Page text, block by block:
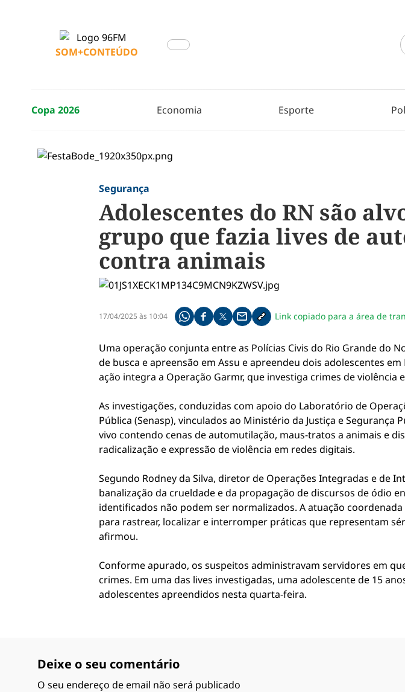
SOM+CONTEÚDO
Copa 2026 Economia Esporte
Segurança
Adolescentes do RN são
grupo que fazia lives de
contra animais
17/04/2025 às 10:04 Compartilhe pelo whatsapp
Compartilhar no facebook
Compartilhar no twitter
Compartilhe pelo email
Copiar link da notícia
Link copiado para a área de
Uma operação conjunta entre as Polícias Civis do Rio Grande do
de busca e apreensão em Assu e apreendeu dois adolescentes
ação integra a Operação Garmr, que investiga crimes de
As investigações, conduzidas com apoio do Laboratório de
Pública (Senasp), vinculados ao Ministério da Justiça e
vivo contendo cenas de automutilação, maus-tratos a animais e
radicalização e expressão de violência em redes digitais.
Segundo Rodney da Silva, diretor de Operações Integradas e de
banalização da crueldade e da propagação de discursos de ódio
identificados não podem ser normalizados. A atuação
para rastrear, localizar e interromper práticas que representam
afirmou.
Conforme apurado, os suspeitos administravam servidores em
crimes. Em uma das lives investigadas, uma adolescente de 15
adolescentes apreendidos nesta quarta-feira.
Deixe o seu comentário
O seu endereço de email não será publicado